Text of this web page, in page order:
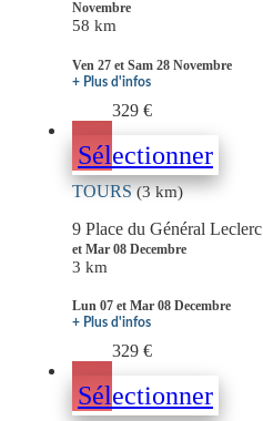
Novembre
58 km
Ven 27 et Sam 28 Novembre
+ Plus d'infos
329 €
Sélectionner
TOURS(3 km)
9 Place du Général Leclerc
et Mar 08 Decembre
3 km
Lun 07 et Mar 08 Decembre
+ Plus d'infos
329 €
Sélectionner